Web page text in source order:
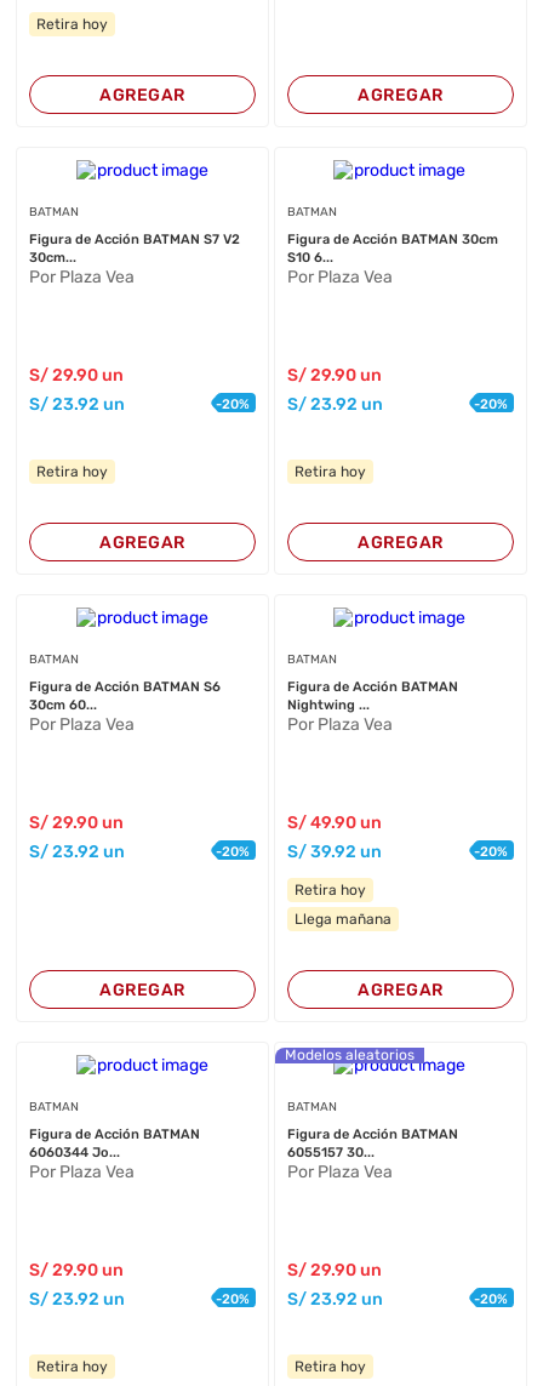
Retira hoy
AGREGAR AGREGAR
BATMAN
Figura de Acción BATMAN S7 V2
30cm...
Por Plaza Vea
S/29.90 un
S/23.92 un -20%
Retira hoy
AGREGAR
BATMAN
Figura de Acción BATMAN 30cm
S10 6...
Por Plaza Vea
S/29.90un
S/23.92 un -20%
Retira hoy
AGREGAR
BATMAN
Figura de Acción BATMAN S6
30cm 60...
Por Plaza Vea
S/29.90 un
S/23.92 un -20%
AGREGAR
BATMAN
Figura de Acción BATMAN
Nightwing ...
Por Plaza Vea
S/49.90un
S/39.92 un -20%
Retira hoy
Llega mañana
AGREGAR
BATMAN
Figura de Acción BATMAN
6060344 Jo...
Por Plaza Vea
S/29.90 un
S/23.92 un -20%
Retira hoy
Modelos aleatorios
BATMAN
Figura de Acción BATMAN
6055157 30...
Por Plaza Vea
S/29.90un
S/23.92 un -20%
Retira hoy